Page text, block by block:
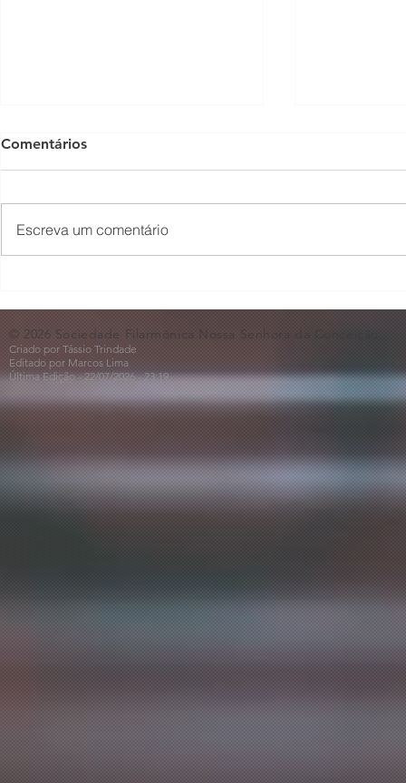
Cordas🎻
CAPS AD
Comentários
Escreva um comentário
© 2026 Sociedade Filarmônica Nossa Senhora da Conceição.
Criado por Tássio Trindade
Editado por Marcos Lima
Última Edição - 22/07/2026- 23:19